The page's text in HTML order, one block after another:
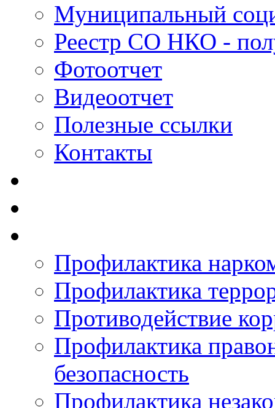
Муниципальный
Реестр СО НКО -
Фотоотчет
Видеоотчет
Полезные ссылки
Контакты
Профилактика
Профилактика
Противодействие
Профилактика
безопасность
Профилактика